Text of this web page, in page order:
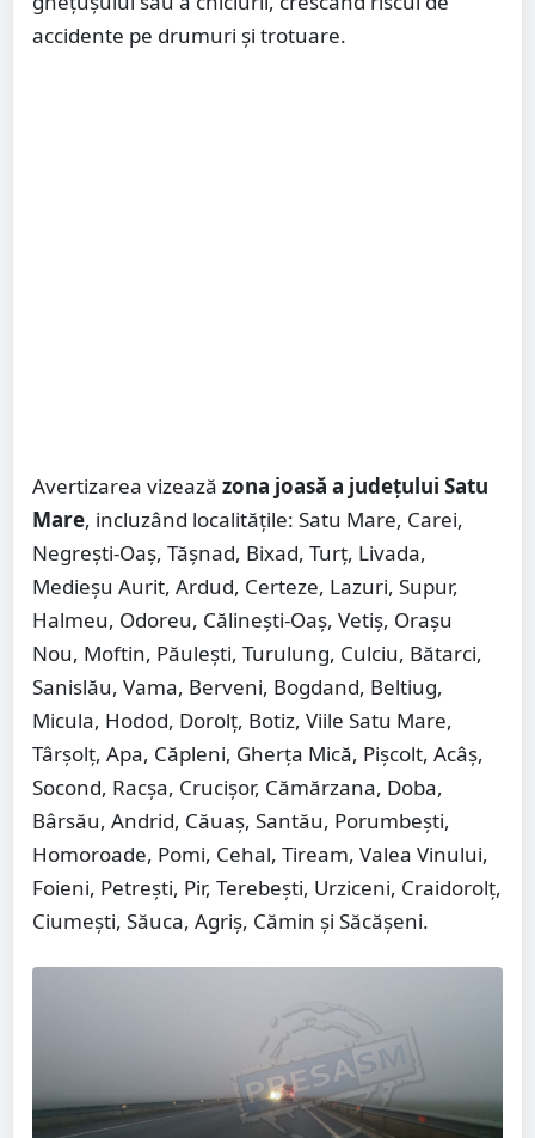
accidente pe drumuri și trotuare.
Avertizarea vizează zona joasă a județului Satu
Mare, incluzând localitățile: Satu Mare, Carei,
Negrești-Oaș, Tășnad, Bixad, Turț, Livada,
Medieșu Aurit, Ardud, Certeze, Lazuri, Supur,
Halmeu, Odoreu, Călinești-Oaș, Vetiș, Orașu
Nou, Moftin, Păulești, Turulung, Culciu, Bătarci,
Sanislău, Vama, Berveni, Bogdand, Beltiug,
Micula, Hodod, Dorolț, Botiz, Viile Satu Mare,
Târșolț, Apa, Căpleni, Gherța Mică, Pișcolt, Acâș,
Socond, Racșa, Crucișor, Cămărzana, Doba,
Bârsău, Andrid, Căuaș, Santău, Porumbești,
Homoroade, Pomi, Cehal, Tiream, Valea Vinului,
Foieni, Petrești, Pir, Terebești, Urziceni, Craidorolț,
Ciumești, Săuca, Agriș, Cămin și Săcășeni.